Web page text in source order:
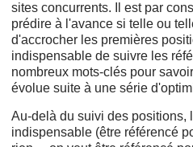
sites concurrents. Il est par
prédire à l'avance si telle ou
d'accrocher les premières
indispensable de suivre les
nombreux mots-clés pour
évolue suite à une série
Au-delà du suivi des positions,
indispensable (être référencé